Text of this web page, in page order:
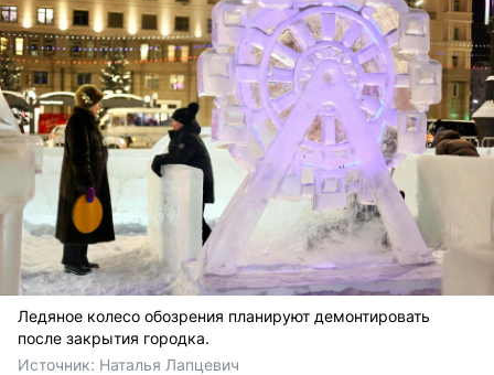
Ледяное колесо обозрения планируют демонтировать
после закрытия городка.
Источник: Наталья Лапцевич